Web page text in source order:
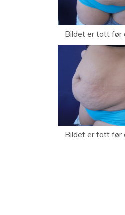
Bildet er tatt før
Bildet er tatt før